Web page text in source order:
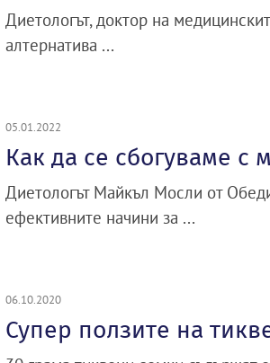
Диетологът, доктор на
алтернатива ...
05.01.2022
Как да се сбогуваме с
Диетологът Майкъл Мосли от
ефективните начини за ...
06.10.2020
Супер ползите на